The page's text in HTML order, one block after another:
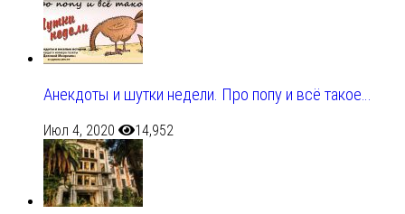
Анекдоты и шутки недели. Про попу и всё такое…
Июл 4, 2020 14,952